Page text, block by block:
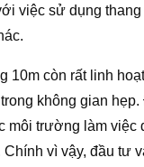
việc sử dụng
10m còn rất linh
không gian
môi trường làm việc
vì vậy, đầu tư